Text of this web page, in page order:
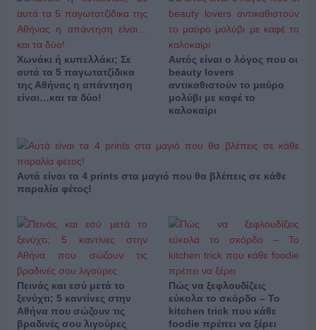
Χωνάκι ή κυπελλάκι; Σε
αυτά τα 5 παγωτατζίδικα
της Αθήνας η απάντηση
είναι…και τα δύο!
Αυτός είναι ο λόγος που οι
beauty lovers
αντικαθιστούν το μαύρο
μολύβι με καφέ το
καλοκαίρι
Αυτά είναι τα 4 prints στα μαγιό που θα βλέπεις σε κάθε
παραλία φέτος!
Πεινάς και εσύ μετά το
ξενύχτι; 5 καντίνες στην
Αθήνα που σώζουν τις
βραδινές σου λιγούρες
Πώς να ξεφλουδίζεις
εύκολα το σκόρδο – Το
kitchen trick που κάθε
foodie πρέπει να ξέρει